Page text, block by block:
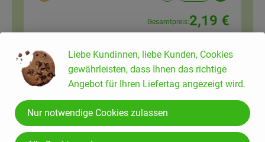
Gesamtpreis:2,19 €
100 g
Kräuterfrisch
Auswahl ändern
Frischkäse Kräuter 175g
16,51 € /kg
Artikelanzahl
Liebe Kundinnen, liebe Kunden, Cookies
gewährleisten, dass Ihnen das richtige
Angebot für Ihren Liefertag angezeigt wird.
Nur notwendige Cookies zulassen